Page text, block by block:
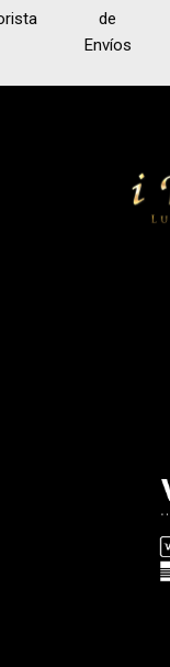
de
Envíos